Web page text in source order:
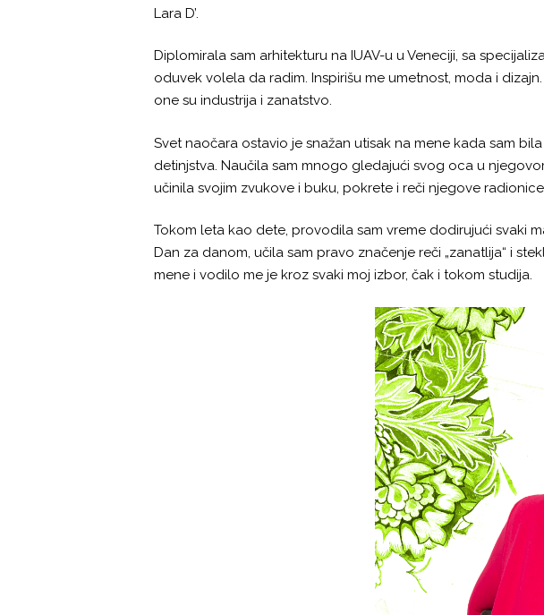
Lara D’.
Diplomirala sam arhitekturu na IUAV-u u Veneciji, sa
oduvek volela da radim. Inspirišu me umetnost, moda i
one su industrija i zanatstvo.
Svet naočara ostavio je snažan utisak na mene kada sam
detinjstva. Naučila sam mnogo gledajući svog oca u
učinila svojim zvukove i buku, pokrete i reči njegove
Tokom leta kao dete, provodila sam vreme dodirujući svaki
Dan za danom, učila sam pravo značenje reči „zanatlija“ i
mene i vodilo me je kroz svaki moj izbor, čak i tokom studija.